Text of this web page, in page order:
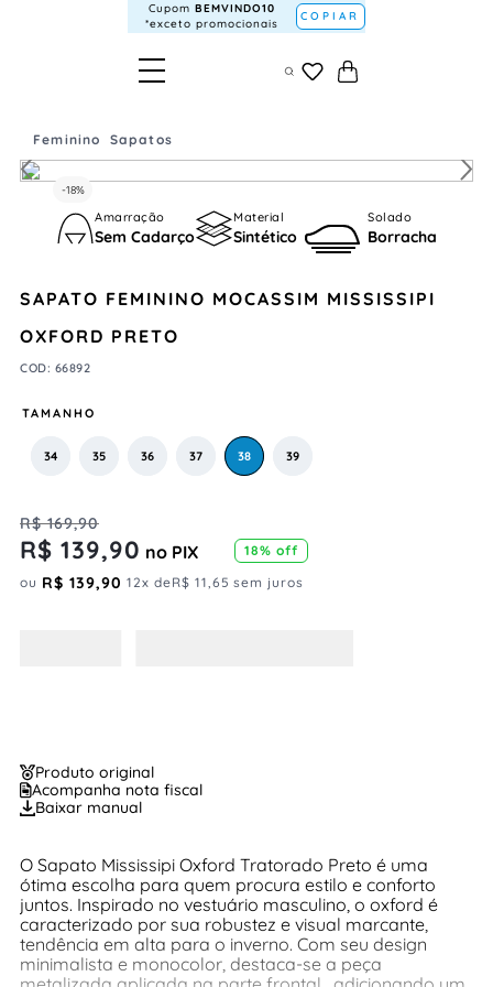
Cupom BEMVINDO10
*exceto promocionais
COPIAR
Feminino Sapatos
-18%
Amarração
Sem Cadarço
Material
Sintético
Solado
Borracha
SAPATO FEMININO MOCASSIM MISSISSIPI
OXFORD PRETO
COD: 66892
TAMANHO
34 35 36 37 38 39
R$ 169,90
R$ 139,90 no PIX 18% off
ou R$ 139,90 12x deR$ 11,65 sem juros
Produto original
Acompanha nota fiscal
Baixar manual
O Sapato Mississipi Oxford Tratorado Preto é uma
ótima escolha para quem procura estilo e conforto
juntos. Inspirado no vestuário masculino, o oxford é
caracterizado por sua robustez e visual marcante,
tendência em alta para o inverno. Com seu design
minimalista e monocolor, destaca-se a peça